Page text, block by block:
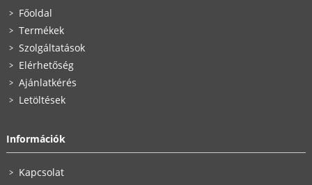
Főoldal
Termékek
Szolgáltatások
Elérhetőség
Ajánlatkérés
Letöltések
Információk
Kapcsolat